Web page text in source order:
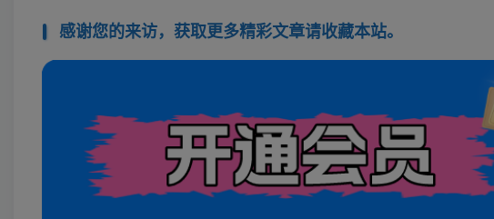
感谢您的来访，获取更多精彩文章请收藏本站。